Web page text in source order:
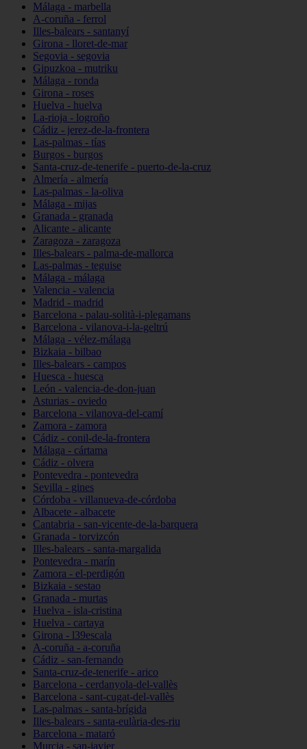
Málaga - marbella
A-coruña - ferrol
Illes-balears - santanyí
Girona - lloret-de-mar
Segovia - segovia
Gipuzkoa - mutriku
Málaga - ronda
Girona - roses
Huelva - huelva
La-rioja - logroño
Cádiz - jerez-de-la-frontera
Las-palmas - tías
Burgos - burgos
Santa-cruz-de-tenerife - puerto-de-la-cruz
Almería - almería
Las-palmas - la-oliva
Málaga - mijas
Granada - granada
Alicante - alicante
Zaragoza - zaragoza
Illes-balears - palma-de-mallorca
Las-palmas - teguise
Málaga - málaga
Valencia - valencia
Madrid - madrid
Barcelona - palau-solità-i-plegamans
Barcelona - vilanova-i-la-geltrú
Málaga - vélez-málaga
Bizkaia - bilbao
Illes-balears - campos
Huesca - huesca
León - valencia-de-don-juan
Asturias - oviedo
Barcelona - vilanova-del-camí
Zamora - zamora
Cádiz - conil-de-la-frontera
Málaga - cártama
Cádiz - olvera
Pontevedra - pontevedra
Sevilla - gines
Córdoba - villanueva-de-córdoba
Albacete - albacete
Cantabria - san-vicente-de-la-barquera
Granada - torvizcón
Illes-balears - santa-margalida
Pontevedra - marín
Zamora - el-perdigón
Bizkaia - sestao
Granada - murtas
Huelva - isla-cristina
Huelva - cartaya
Girona - l39escala
A-coruña - a-coruña
Cádiz - san-fernando
Santa-cruz-de-tenerife - arico
Barcelona - cerdanyola-del-vallès
Barcelona - sant-cugat-del-vallès
Las-palmas - santa-brígida
Illes-balears - santa-eulària-des-riu
Barcelona - mataró
Murcia - san-javier